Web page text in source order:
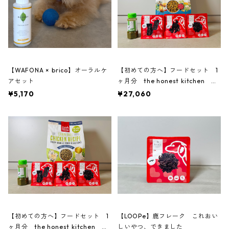
【WAFONA × brico】オーラルケ
アセット
¥5,170
【初めての方へ】フードセット 1
ヶ月分 the honest kitchen タ
ーキー
¥27,060
【初めての方へ】フードセット 1
ヶ月分 the honest kitchen チ
【LOOPe】鹿フレーク これおい
しいやつ、できました